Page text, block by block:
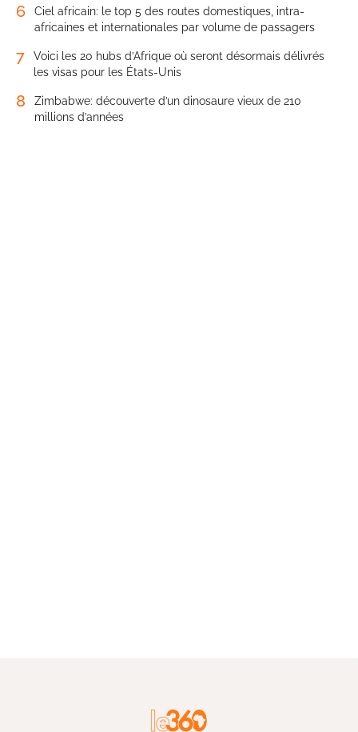
6
Ciel africain: le top 5 des routes domestiques, intra-
africaines et internationales par volume de passagers
7
Voici les 20 hubs d’Afrique où seront désormais délivrés
les visas pour les États-Unis
8
Zimbabwe: découverte d’un dinosaure vieux de 210
millions d’années